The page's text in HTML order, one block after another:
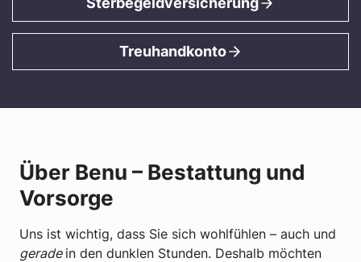
Treuhandkonto
Über Benu – Bestattung und
Vorsorge
Uns ist wichtig, dass Sie sich wohlfühlen – auch und
gerade in den dunklen Stunden. Deshalb möchten